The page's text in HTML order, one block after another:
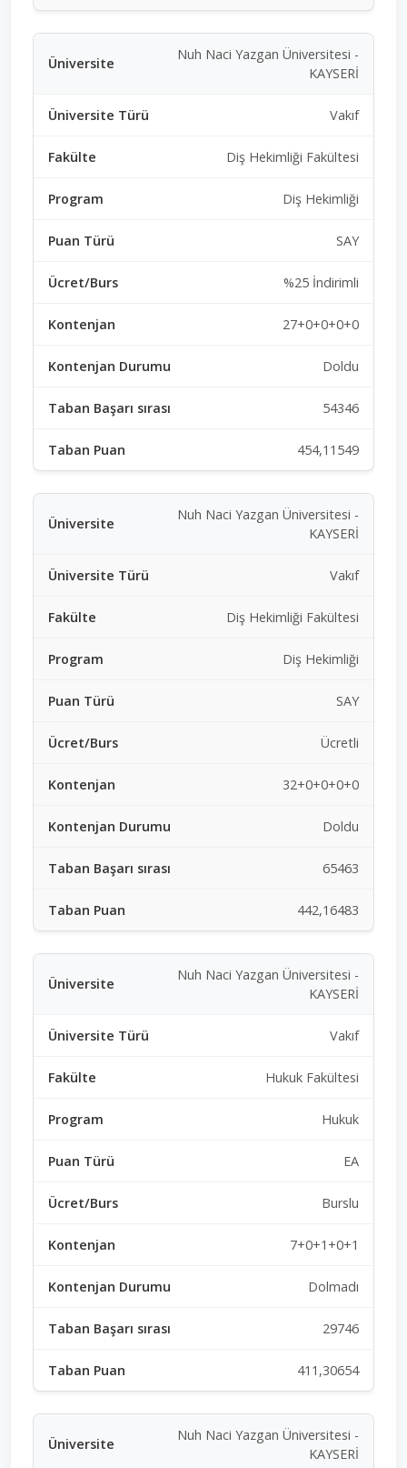
Nuh Naci Yazgan Üniversitesi -
KAYSERİ
Vakıf
Diş Hekimliği Fakültesi
Diş Hekimliği
SAY
%25 İndirimli
27+0+0+0+0
Doldu
54346
454,11549
Nuh Naci Yazgan Üniversitesi -
KAYSERİ
Vakıf
Diş Hekimliği Fakültesi
Diş Hekimliği
SAY
Ücretli
32+0+0+0+0
Doldu
65463
442,16483
Nuh Naci Yazgan Üniversitesi -
KAYSERİ
Vakıf
Hukuk Fakültesi
Hukuk
EA
Burslu
7+0+1+0+1
Dolmadı
29746
411,30654
Nuh Naci Yazgan Üniversitesi -
KAYSERİ